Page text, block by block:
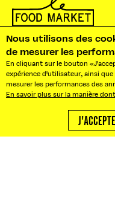
NOS BUREAUX : 10 RUE
BONJOUR@LEFOOD MARKET.FR
BONJOUR!
Nous utilisons des
de mesurer les
En cliquant sur le bouton
expérience d'utilisateur, ainsi
mesurer les performances des
En savoir plus sur la manière
J'ACCEPTE